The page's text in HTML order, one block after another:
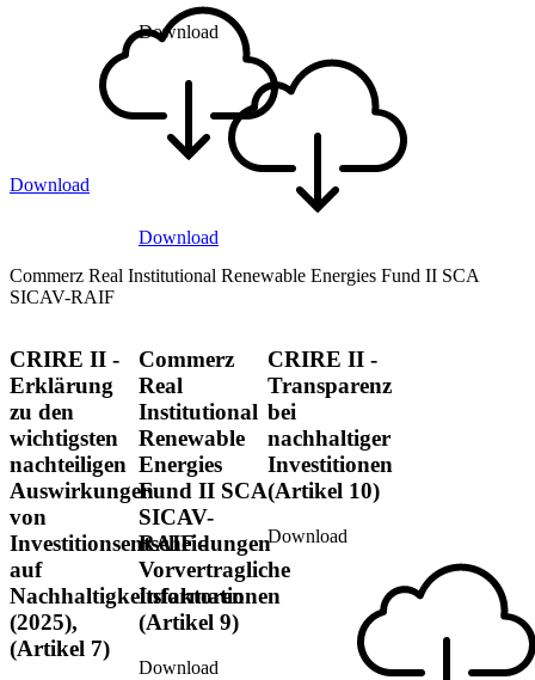
Download
Download
Download
Commerz Real Institutional Renewable Energies Fund II SCA
SICAV-RAIF
CRIRE II -
Erklärung
zu den
wichtigsten
nachteiligen
Auswirkungen
von
Investitionsentscheidungen
auf
Nachhaltigkeitsfaktoren
(2025),
(Artikel 7)
Commerz
Real
Institutional
Renewable
Energies
Fund II SCA
SICAV-
RAIF -
Vorvertragliche
Informationen
(Artikel 9)
Download
CRIRE II -
Transparenz
bei
nachhaltiger
Investitionen
(Artikel 10)
Download